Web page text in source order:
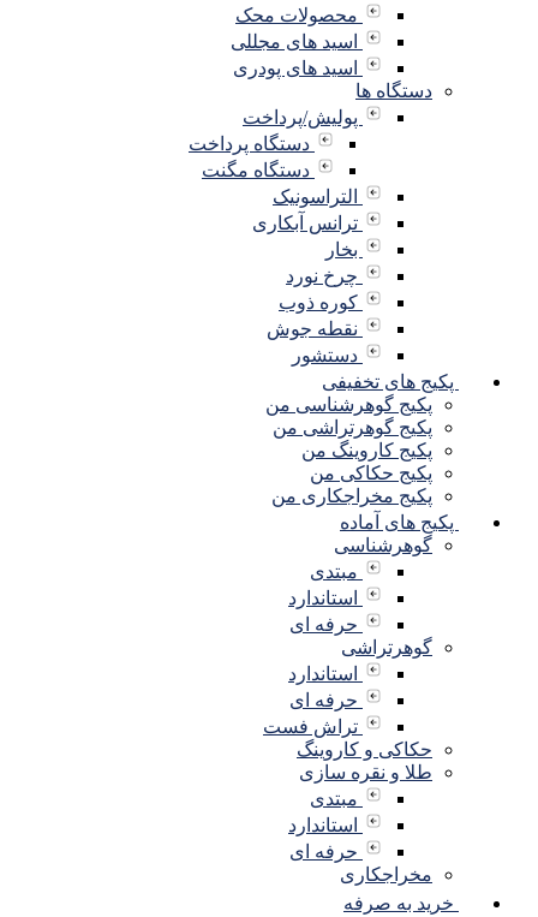
محصولات محک
اسید های مجللی
اسید های پودری
دستگاه ها
پولیش/پرداخت
دستگاه پرداخت
دستگاه مگنت
التراسونیک
ترانس آبکاری
بخار
چرخ نورد
کوره ذوب
نقطه جوش
دستشور
پکیج های تخفیفی
پکیج گوهرشناسی من
پکیج گوهرتراشی من
پکیج کاروینگ من
پکیج حکاکی من
پکیج مخراجکاری من
پکیج های آماده
گوهرشناسی
مبتدی
استاندارد
حرفه ای
گوهرتراشی
استاندارد
حرفه ای
تراش فست
حکاکی و کاروینگ
طلا و نقره سازی
مبتدی
استاندارد
حرفه ای
مخراجکاری
خرید به صرفه